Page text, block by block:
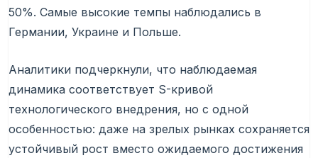
50%. Самые высокие темпы наблюдались в
Германии, Украине и Польше.
Аналитики подчеркнули, что наблюдаемая
динамика соответствует S-кривой
технологического внедрения, но с одной
особенностью: даже на зрелых рынках сохраняется
устойчивый рост вместо ожидаемого достижения